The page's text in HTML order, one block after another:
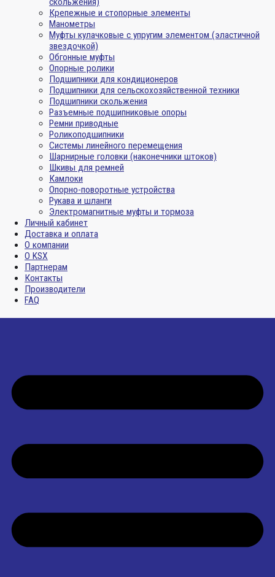
Крепежные и стопорные элементы
Манометры
Муфты кулачковые с упругим элементом (эластичной
звездочкой)
Обгонные муфты
Опорные ролики
Подшипники для кондиционеров
Подшипники для сельскохозяйственной техники
Подшипники скольжения
Разъемные подшипниковые опоры
Ремни приводные
Роликоподшипники
Системы линейного перемещения
Шарнирные головки (наконечники штоков)
Шкивы для ремней
Камлоки
Опорно-поворотные устройства
Рукава и шланги
Электромагнитные муфты и тормоза
Личный кабинет
Доставка и оплата
О компании
О KSX
Партнерам
Контакты
Производители
FAQ